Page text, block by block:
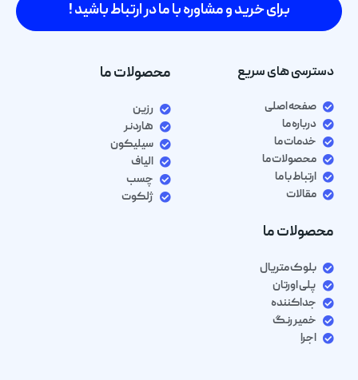
برای خرید و مشاوره با ما در ارتباط باشید !
دسترسی های سریع
صفحه اصلی
درباره ما
خدمات ما
محصولات ما
ارتباط با ما
مقالات
محصولات ما
رزین
هاردنر
سیلیکون
الیاف
چسب
ژلکوت
محصولات ما
بلوک متریال
پلی اورتان
جداکننده
خمیر رنگ
اجرا